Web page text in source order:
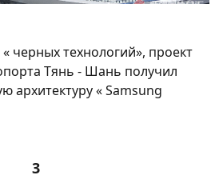
черных технологий», проект
Тянь - Шань получил
архитектуру « Samsung
3